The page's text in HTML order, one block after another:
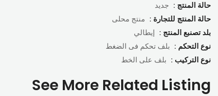
حالة المنتج :
جديد
حالة المنتج للتجارة :
منتج محلى
بلد تصنبع المنتج :
إيطالي
نوع التحكم :
بلف تحكم فى الضغط
نوع التركيب :
بلف على الخط
See More Related Listing